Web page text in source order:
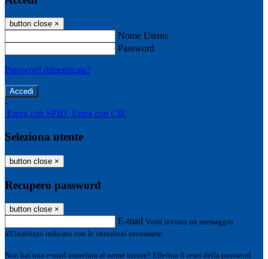
button close ×
Nome Utente
Password
Password dimenticata?
-
Entra con SPID Entra con CIE
Seleziona utente
button close ×
Recupero password
button close ×
E-mail Verrà inviato un messaggio
all'indirizzo indicato con le istruzioni necessarie.
Non hai una e-mail associata al nome utente? Effettua il reset della password